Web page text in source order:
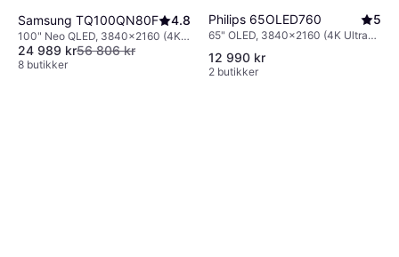
Samsung TQ100QN80F 4.8
100" Neo QLED, 3840x2160 (4K
Ultra HD), Smart TV
24 989 kr56 806 kr
8 butikker
Philips 65OLED760 5
65" OLED, 3840x2160 (4K Ultra
12 990 kr
2 butikker